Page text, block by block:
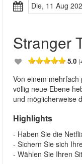
Die, 11 Aug
Stranger
5.0
Von einem
völlig neue Ebene
und möglicherweise
Highlights
- Haben Sie die
- Sichern Sie sich
- Wählen Sie Ihren